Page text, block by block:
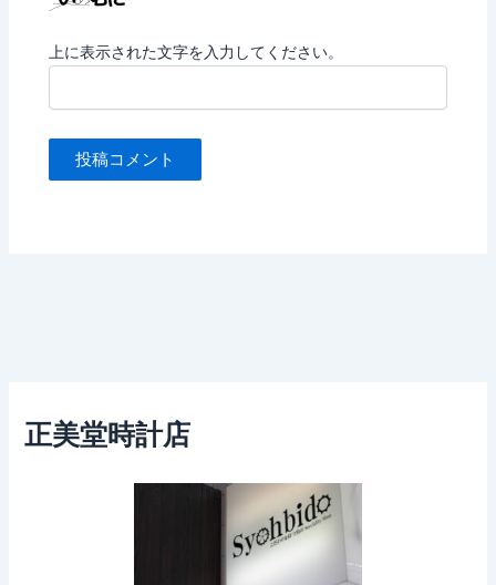
上に表示された文字を入力してください。
正美堂時計店